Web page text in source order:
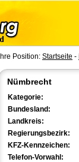
Ihre Position: Startseite -
Nümbrecht
Kategorie:
Bundesland:
Landkreis:
Regierungsbezirk:
KFZ-Kennzeichen:
Telefon-Vorwahl: